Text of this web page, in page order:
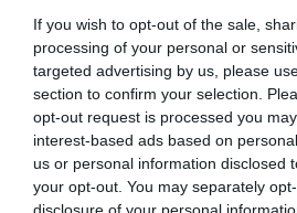
If you wish to opt-out of the sale,
processing of your personal or
targeted advertising by us, please
section to confirm your selection.
opt-out request is processed you
interest-based ads based on
us or personal information disclosed
your opt-out. You may separately
disclosure of your personal
RELACIONADAS